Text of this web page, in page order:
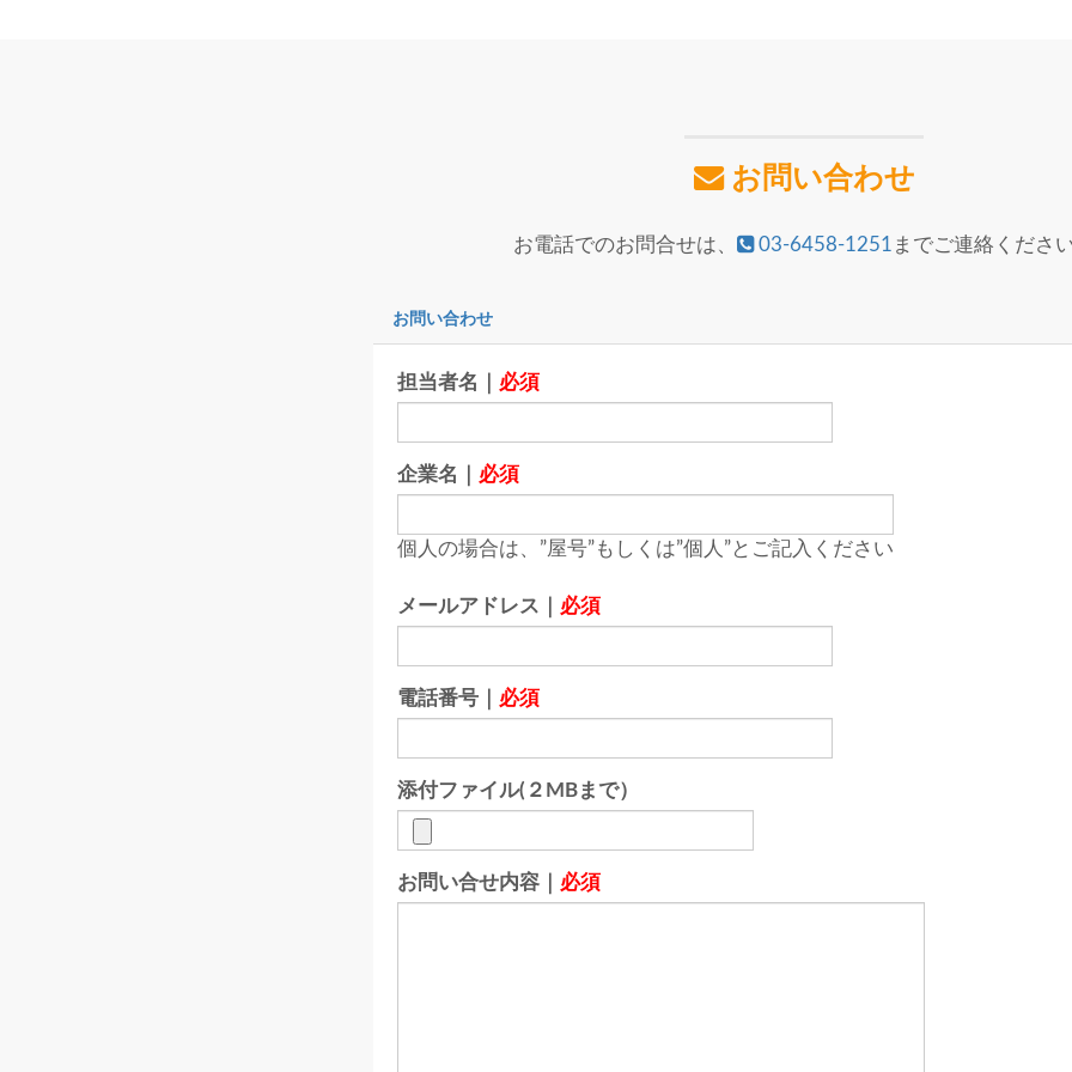
お問い合わせ
お電話でのお問合せは、 03-6458-1251 までご連絡くださ
お問い合わせ
担当者名｜ 必須
企業名｜ 必須
個人の場合は、”屋号”もしくは”個人”とご記入ください
メールアドレス｜ 必須
電話番号｜ 必須
添付ファイル(２MBまで）
お問い合せ内容｜ 必須